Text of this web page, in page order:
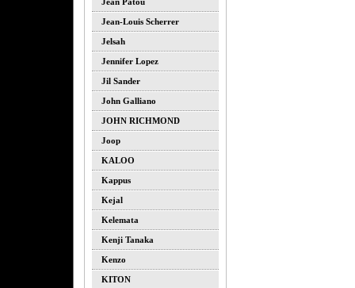
Jean-Louis Scherrer
Jelsah
Jennifer Lopez
Jil Sander
John Galliano
JOHN RICHMOND
Joop
KALOO
Kappus
Kejal
Kelemata
Kenji Tanaka
Kenzo
KITON